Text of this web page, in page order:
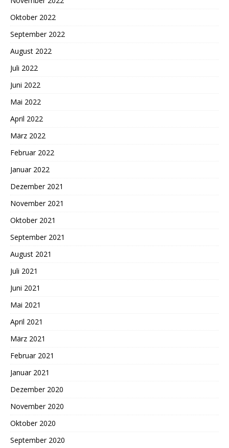
Oktober 2022
September 2022
August 2022
Juli 2022
Juni 2022
Mai 2022
April 2022
März 2022
Februar 2022
Januar 2022
Dezember 2021
November 2021
Oktober 2021
September 2021
August 2021
Juli 2021
Juni 2021
Mai 2021
April 2021
März 2021
Februar 2021
Januar 2021
Dezember 2020
November 2020
Oktober 2020
September 2020